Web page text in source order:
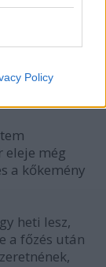
Policy
a nap a
eleje még
a kőkemény
heti lesz,
a főzés után